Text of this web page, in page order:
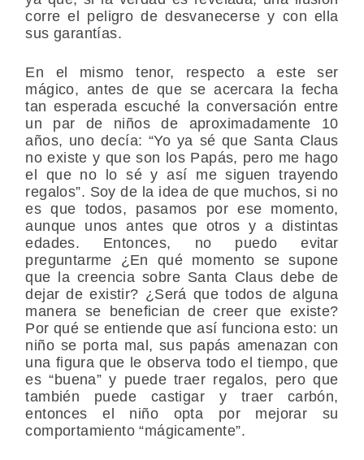
corre el peligro de desvanecerse y con ella
sus garantías.
En el mismo tenor, respecto a este ser
mágico, antes de que se acercara la fecha
tan esperada escuché la conversación entre
un par de niños de aproximadamente 10
años, uno decía: “Yo ya sé que Santa Claus
no existe y que son los Papás, pero me hago
el que no lo sé y así me siguen trayendo
regalos”. Soy de la idea de que muchos, si no
es que todos, pasamos por ese momento,
aunque unos antes que otros y a distintas
edades. Entonces, no puedo evitar
preguntarme ¿En qué momento se supone
que la creencia sobre Santa Claus debe de
dejar de existir? ¿Será que todos de alguna
manera se benefician de creer que existe?
Por qué se entiende que así funciona esto: un
niño se porta mal, sus papás amenazan con
una figura que le observa todo el tiempo, que
es “buena” y puede traer regalos, pero que
también puede castigar y traer carbón,
entonces el niño opta por mejorar su
comportamiento “mágicamente”.